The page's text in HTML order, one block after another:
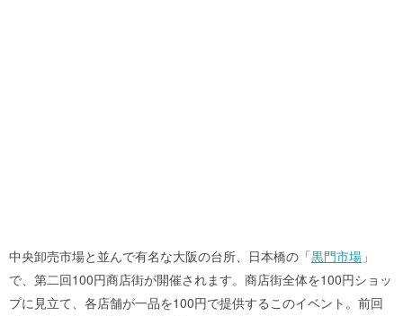
中央卸売市場と並んで有名な大阪の台所、日本橋の「黒門市場 」
で、第二回100円商店街が開催されます。商店街全体を100円ショッ
プに見立て、各店舗が一品を100円で提供するこのイベント。前回